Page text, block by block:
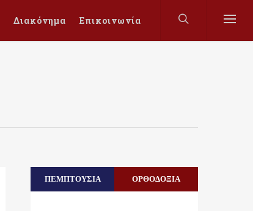
Διακόνημα Επικοινωνία
ΠΕΜΠΤΟΥΣΙΑ ΟΡΘΟΔΟΞΙΑ